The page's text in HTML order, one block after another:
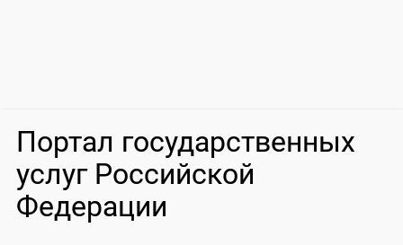
Портал государственных
услуг Российской
Федерации